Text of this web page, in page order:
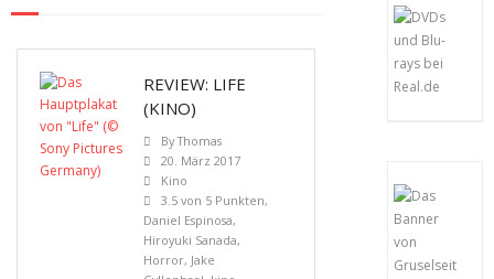
REVIEW: LIFE
(KINO)
ByThomas
20. März 2017
Kino
3.5 von 5 Punkten,
Daniel Espinosa,
Hiroyuki Sanada,
Horror, Jake